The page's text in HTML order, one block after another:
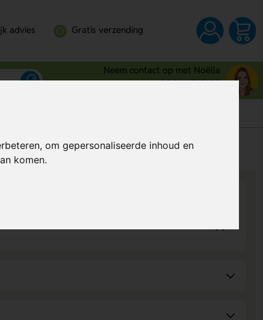
om gepersonaliseerde inhoud en
komen.
advies Gratis verzending
Neem contact op met Noëlla
0344 - 745109
Al vanaf€ 0,74per stuk (excl. BTW)